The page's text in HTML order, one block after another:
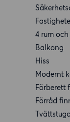
4 rum
Balkong
Hiss
Modernt
Förberett
Förråd